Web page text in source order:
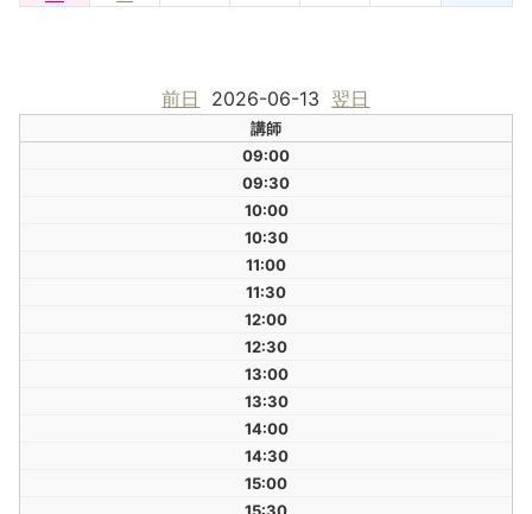
前日 2026-06-13 翌日
講師
09:00
09:30
10:00
10:30
11:00
11:30
12:00
12:30
13:00
13:30
14:00
14:30
15:00